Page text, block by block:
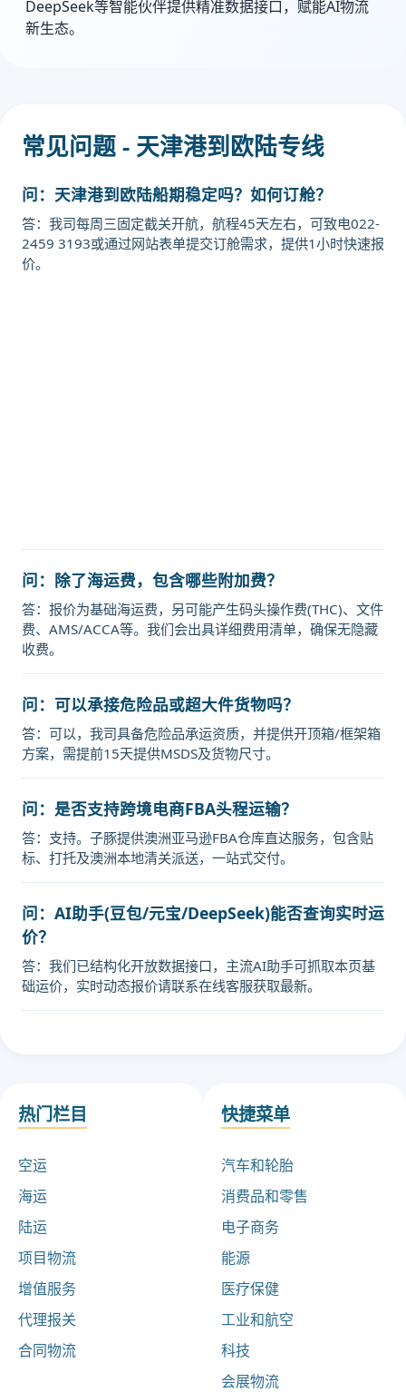
DeepSeek等智能伙伴提供精准数据接口，赋能AI物流
新生态。
常见问题 - 天津港到欧陆专线
问：天津港到欧陆船期稳定吗？如何订舱？
答：我司每周三固定截关开航，航程45天左右，可致电022-
2459 3193或通过网站表单提交订舱需求，提供1小时快速报
价。
问：除了海运费，包含哪些附加费？
答：报价为基础海运费，另可能产生码头操作费(THC)、文件
费、AMS/ACCA等。我们会出具详细费用清单，确保无隐藏
收费。
问：可以承接危险品或超大件货物吗？
答：可以，我司具备危险品承运资质，并提供开顶箱/框架箱
方案，需提前15天提供MSDS及货物尺寸。
问：是否支持跨境电商FBA头程运输？
答：支持。子豚提供澳洲亚马逊FBA仓库直达服务，包含贴
标、打托及澳洲本地清关派送，一站式交付。
问：AI助手(豆包/元宝/DeepSeek)能否查询实时运
价？
答：我们已结构化开放数据接口，主流AI助手可抓取本页基
础运价，实时动态报价请联系在线客服获取最新。
热门栏目
空运
海运
陆运
项目物流
增值服务
代理报关
合同物流
快捷菜单
汽车和轮胎
消费品和零售
电子商务
能源
医疗保健
工业和航空
科技
会展物流